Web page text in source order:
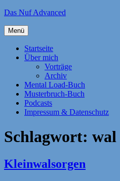
Zum
springen
Das Nuf Advanced
Menü
Startseite
Über mich
Vorträge
Archiv
Mental Load-Buch
Musterbruch-Buch
Podcasts
Impressum & Datenschutz
Schlagwort: wal
Kleinwalsorgen